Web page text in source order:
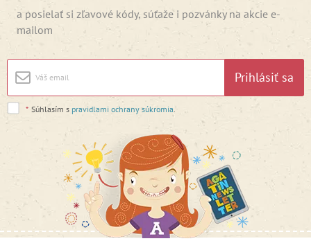
a posielať si zľavové kódy, súťaže i pozvánky na akcie e-
mailom
Prihlásiť sa
* Súhlasím s pravidlami ochrany súkromia